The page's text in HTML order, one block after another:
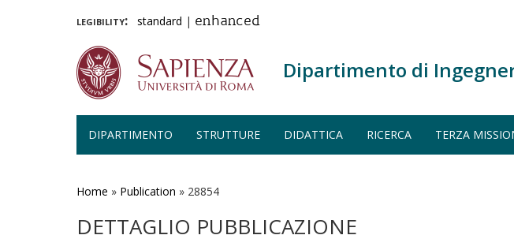
legibility: standard | enhanced
Dipartimento di
DIPARTIMENTO STRUTTURE DIDATTICA RICERCA TERZA
Home » Publication » 28854
DETTAGLIO PUBBLICAZIONE